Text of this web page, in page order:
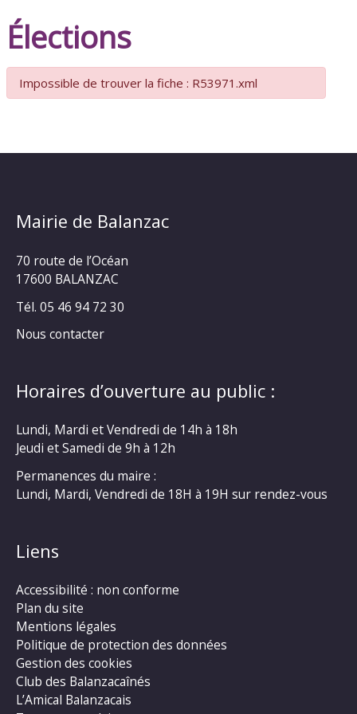
Élections
Impossible de trouver la fiche : R53971.xml
Mairie de Balanzac
70 route de l’Océan
17600 BALANZAC
Tél. 05 46 94 72 30
Nous contacter
Horaires d’ouverture au public :
Lundi, Mardi et Vendredi de 14h à 18h
Jeudi et Samedi de 9h à 12h
Permanences du maire :
Lundi, Mardi, Vendredi de 18H à 19H sur rendez-vous
Liens
Accessibilité : non conforme
Plan du site
Mentions légales
Politique de protection des données
Gestion des cookies
Club des Balanzacaînés
L’Amical Balanzacais